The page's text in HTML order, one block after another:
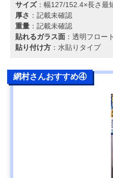
サイズ：幅127/152.4×長さ最
厚さ ：記載未確認
重量 ：記載未確認
貼れるガラス面 ：透明フロート
貼り付け方 ：水貼りタイプ
網村さんおすすめ④